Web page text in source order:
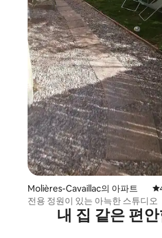
Molières-Cavaillac의 아파트
전용 정원이 있는 아늑한 스튜디오
내 집 같은 편